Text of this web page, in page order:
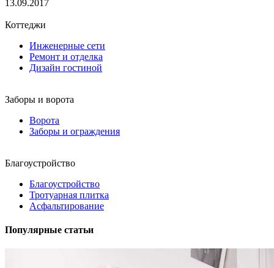
13.09.2017
Коттеджи
Инженерные сети
Ремонт и отделка
Дизайн гостиной
Заборы и ворота
Ворота
Заборы и ограждения
Благоустройство
Благоустройство
Тротуарная плитка
Асфальтирование
Популярные статьи